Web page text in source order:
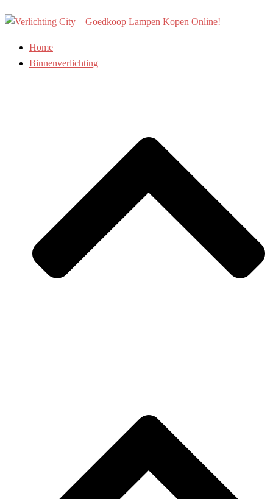
Ga
naar
inhoud
Home
Binnenverlichting